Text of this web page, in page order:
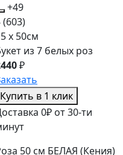
+49
(603)
x 50см
из 7 белых роз
₽
Купить в 1 клик
0₽ от 30-ти
50 см БЕЛАЯ (Кения)